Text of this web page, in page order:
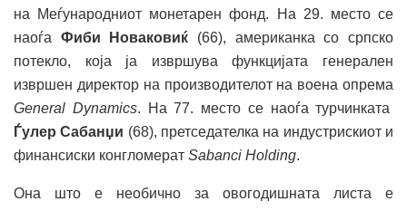
на Меѓународниот монетарен фонд. На 29. место се
наоѓа Фиби Новаковиќ (66), американка со српско
потекло, која ја извршува функцијата генерален
извршен директор на производителот на воена опрема
General Dynamics. На 77. место се наоѓа турчинката
Ѓулер Сабанџи (68), претседателка на индустрискиот и
финансиски конгломерат Sabanci Holding.
Она што е необично за овогодишната листа е